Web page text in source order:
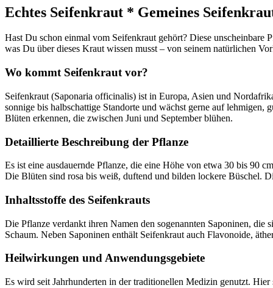
Echtes Seifenkraut * Gemeines
Hast Du schon einmal vom Seifenkraut gehört? Diese unscheinbare
was Du über dieses Kraut wissen musst – von seinem natürlichen
Wo kommt Seifenkraut vor?
Seifenkraut (Saponaria officinalis) ist in Europa, Asien und
sonnige bis halbschattige Standorte und wächst gerne auf
Blüten erkennen, die zwischen Juni und September blühen.
Detaillierte Beschreibung der Pflanze
Es ist eine ausdauernde Pflanze, die eine Höhe von etwa 30 bis 90
Die Blüten sind rosa bis weiß, duftend und bilden lockere Büschel.
Inhaltsstoffe des Seifenkrauts
Die Pflanze verdankt ihren Namen den sogenannten Saponinen,
Schaum. Neben Saponinen enthält Seifenkraut auch Flavonoide,
Heilwirkungen und Anwendungsgebiete
Es wird seit Jahrhunderten in der traditionellen Medizin genutzt.